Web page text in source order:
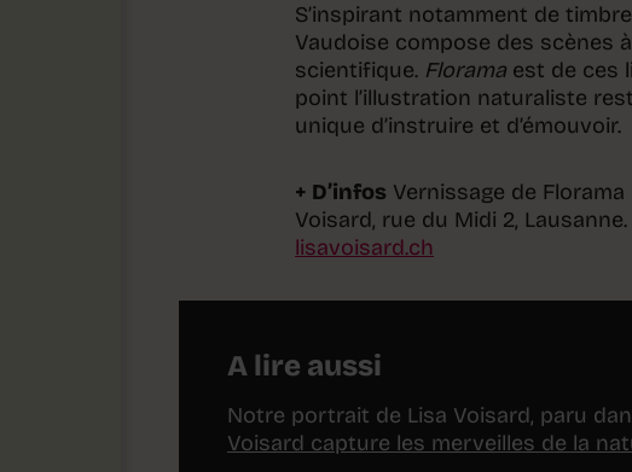
S’inspirant notamment de
Vaudoise compose des scènes
scientifique. Florama est de ces
point l’illustration naturaliste
unique d’instruire et d’émouvoir.
+ D’infos Vernissage de
Voisard, rue du Midi 2,
lisavoisard.ch
A lire aussi
Notre portrait de Lisa Voisard, paru
Voisard capture les merveilles de la